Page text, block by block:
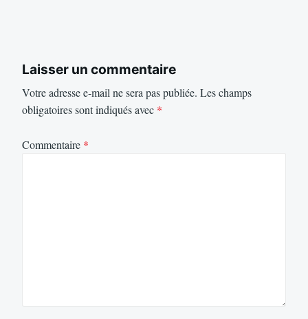
Laisser un commentaire
Votre adresse e-mail ne sera pas publiée. Les champs
obligatoires sont indiqués avec *
Commentaire *